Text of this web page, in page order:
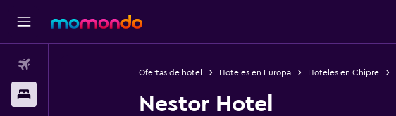
Ofertas de hotel Hoteles en Europa Hoteles en Chipre
Nestor Hotel